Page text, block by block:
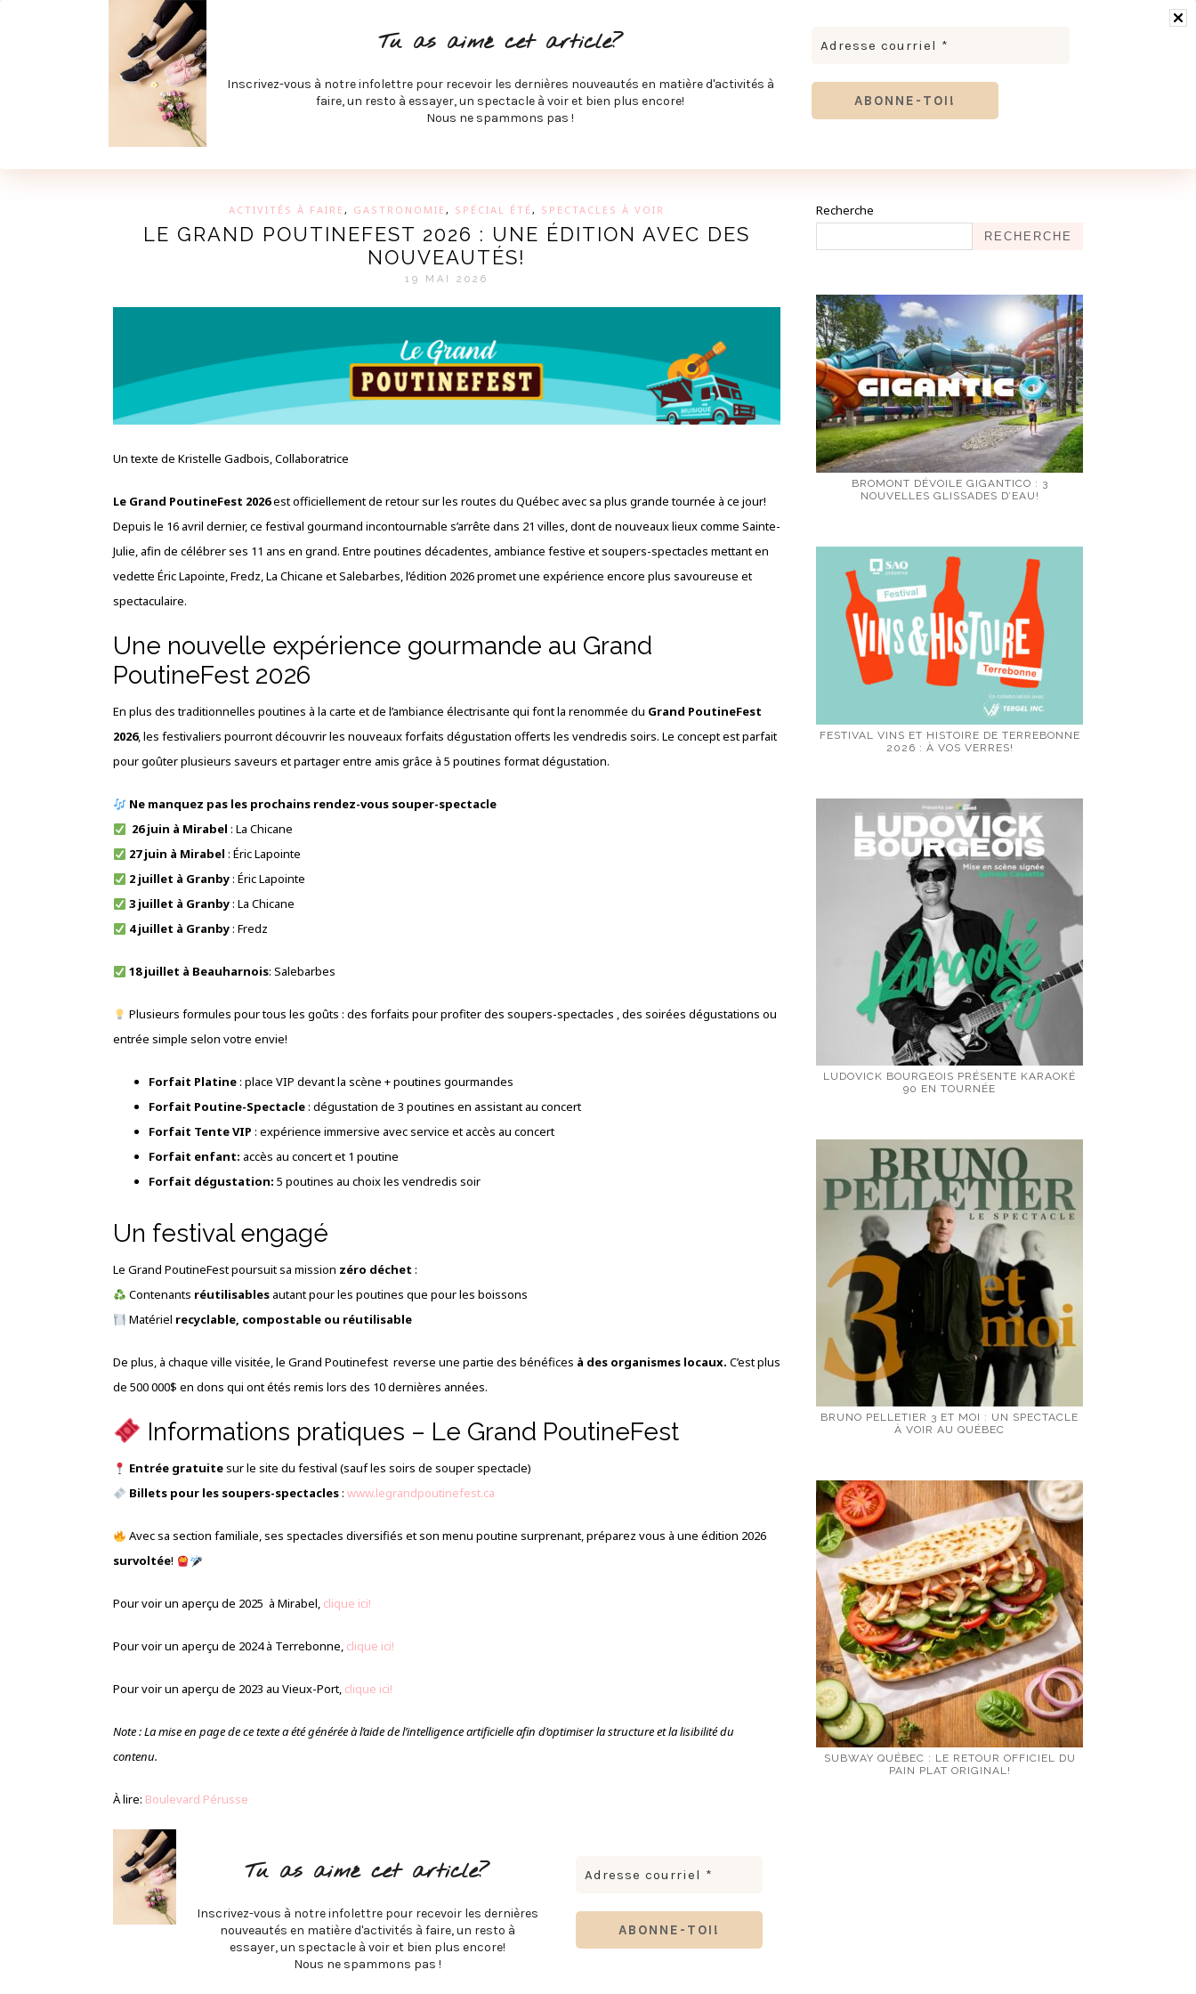
SPÉCIAL RENTRÉE
LECTURE ET FILMS PRODUITS À DÉCOUVRIR
JOINDRE MEVE ET CIE | COLLABORATIONS & MÉDIAS MEVE ET CIE
ACTIVITÉS À FAIRE, GASTRONOMIE, SPÉCIAL ÉTÉ, SPECTACLES À VOIR
LE GRAND POUTINEFEST 2026 : UNE ÉDITION AVEC DES
NOUVEAUTÉS!
19 MAI 2026
Un texte de Kristelle Gadbois, Collaboratrice
Le Grand PoutineFest 2026est officiellement de retour sur les routes du Québec avec sa plus grande tournée à ce jour!
Depuis le 16 avril dernier, ce festival gourmand incontournable s’arrête dans 21 villes, dont de nouveaux lieux comme Sainte-
Julie, afin de célébrer ses 11 ans en grand. Entre poutines décadentes, ambiance festive et soupers-spectacles mettant en
vedette Éric Lapointe, Fredz, La Chicane et Salebarbes, l’édition 2026 promet une expérience encore plus savoureuse et
spectaculaire.
Une nouvelle expérience gourmande au Grand
PoutineFest 2026
En plus des traditionnelles poutines à la carte et de l’ambiance électrisante qui font la renommée du Grand PoutineFest
2026, les festivaliers pourront découvrir les nouveaux forfaits dégustation offerts les vendredis soirs. Le concept est parfait
pour goûter plusieurs saveurs et partager entre amis grâce à 5 poutines format dégustation.
Ne manquez pas les prochains rendez-vous souper-spectacle
26 juin à Mirabel : La Chicane
27 juin à Mirabel : Éric Lapointe
2 juillet à Granby: Éric Lapointe
3 juillet à Granby: La Chicane
4 juillet à Granby: Fredz
18 juillet à Beauharnois: Salebarbes
Plusieurs formules pour tous les goûts : des forfaits pour profiter des soupers-spectacles , des soirées dégustations ou
entrée simple selon votre envie!
Forfait Platine: place VIP devant la scène + poutines gourmandes
Forfait Poutine-Spectacle: dégustation de 3 poutines en assistant au concert
Forfait Tente VIP : expérience immersive avec service et accès au concert
Forfait enfant: accès au concert et 1 poutine
Forfait dégustation: 5 poutines au choix les vendredis soir
Un festival engagé
Le Grand PoutineFest poursuit sa mission zéro déchet :
Contenants réutilisables autant pour les poutines que pour les boissons
Matériel recyclable, compostable ou réutilisable
De plus, à chaque ville visitée, le Grand Poutinefest reverse une partie des bénéfices à des organismes locaux. C’est plus
de 500 000$ en dons qui ont étés remis lors des 10 dernières années.
Informations pratiques – Le Grand PoutineFest
Entrée gratuitesur le site du festival (sauf les soirs de souper spectacle)
Billets pour les soupers-spectacles: www.legrandpoutinefest.ca
Avec sa section familiale, ses spectacles diversifiés et son menu poutine surprenant, préparez vous à une édition 2026
survoltée!
Pour voir un aperçu de 2025 à Mirabel, clique ici!
Pour voir un aperçu de 2024 à Terrebonne, clique ici!
Pour voir un aperçu de 2023 au Vieux-Port, clique ici!
Note : La mise en page de ce texte a été générée à l’aide de l’intelligence artificielle afin d’optimiser la structure et la lisibilité du
contenu.
À lire: Boulevard Pérusse
Tu as aimé cet article?
Inscrivez-vous à notre infolettre pour recevoir les dernières
nouveautés en matière d'activités à faire, un resto à
essayer, un spectacle à voir et bien plus encore!
Nous ne spammons pas !
Tu as aimé cet article?
Inscrivez-vous à notre infolettre pour recevoir les dernières nouveautés en matière d'activités à
faire, un resto à essayer, un spectacle à voir et bien plus encore!
Nous ne spammons pas !
Recherche
RECHERCHE
BROMONT DÉVOILE GIGANTICO : 3
NOUVELLES GLISSADES D’EAU!
FESTIVAL VINS ET HISTOIRE DE TERREBONNE
2026 : À VOS VERRES!
LUDOVICK BOURGEOIS PRÉSENTE KARAOKÉ
90 EN TOURNÉE
BRUNO PELLETIER 3 ET MOI : UN SPECTACLE
À VOIR AU QUÉBEC
SUBWAY QUÉBEC : LE RETOUR OFFICIEL DU
PAIN PLAT ORIGINAL!